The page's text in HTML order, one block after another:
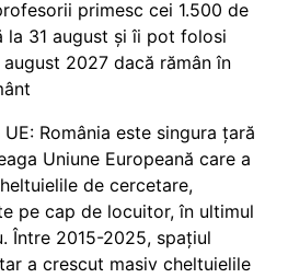
primesc cei 1.500 de
la 31 august și îi pot folosi
august 2027 dacă rămân în
România este singura țară
Uniune Europeană care a
de cercetare,
pe cap de locuitor, în ultimul
Între 2015-2025, spațiul
a crescut masiv cheltuielile